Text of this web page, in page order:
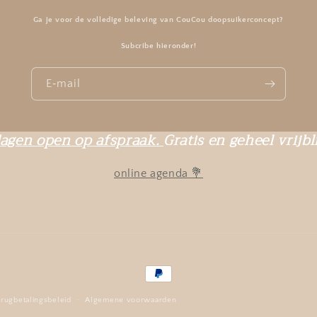
Ga je voor de volledige beleving van CouCou doopsuikerconcept?
Subcribe hieronder!
E‑mail
open op afspraak.Gratis en geheel
online agenda 💐
Betaalmethoden
Algemene voorwaarden